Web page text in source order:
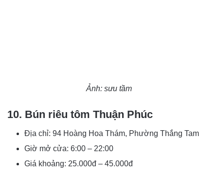
Ảnh: sưu tầm
10. Bún riêu tôm Thuận Phúc
Địa chỉ: 94 Hoàng Hoa Thám, Phường Thắng Tam
Giờ mở cửa: 6:00 – 22:00
Giá khoảng: 25.000đ – 45.000đ